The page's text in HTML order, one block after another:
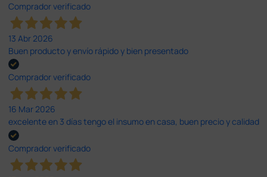
Comprador verificado
13 Abr 2026
Buen producto y envío rápido y bien presentado
Comprador verificado
16 Mar 2026
excelente en 3 días tengo el insumo en casa, buen precio y calidad
Comprador verificado